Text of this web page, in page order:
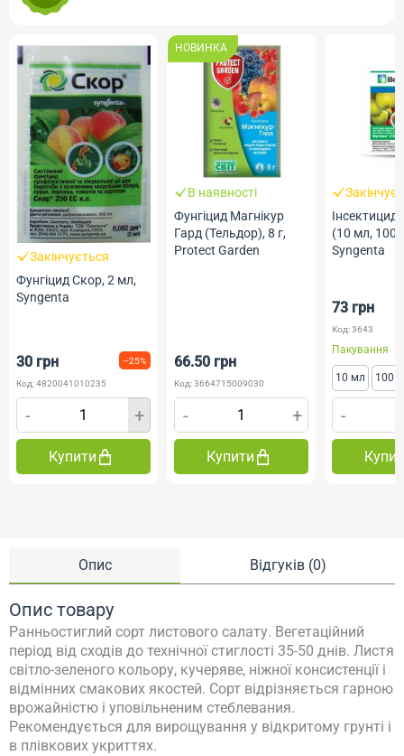
Опис Відгуків (0)
Опис товару
Ранньостиглий сорт листового салату. Вегетаційний
період від сходів до технічної стиглості 35-50 днів. Листя
світло-зеленого кольору, кучеряве, ніжної консистенції і
відмінних смакових якостей. Сорт відрізняється гарною
врожайністю і уповільненим стеблевания.
Рекомендується для вирощування у відкритому грунті і
в плівкових укриттях.
Закінчується
Фунгіцид Скор, 2 мл,
Syngenta
30 грн --25%
Код: 4820041010235
- +
Купити
НОВИНКА
В наявності
Фунгіцид Магнікур
Гард (Тельдор), 8 г,
Protect Garden
66.50 грн
Код: 3664715009030
- +
Купити
Інсектицид
(10 мл, 100
Syngenta
73 грн
Код: 3643
Пакування
10 мл 100
-